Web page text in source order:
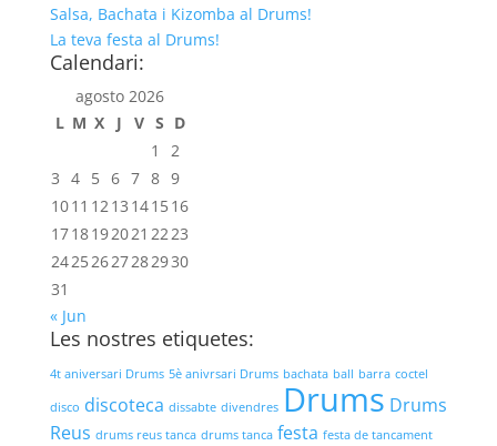
Salsa, Bachata i Kizomba al Drums!
La teva festa al Drums!
Calendari:
agosto 2026
L M X J V S D
1
2
3 4 5 6 7 8 9
1011 1213 141516
1718192021 2223
24252627282930
31
« Jun
Les nostres etiquetes:
4t aniversari Drums 5è anivrsari Drums bachata ball barra coctel
disco discoteca dissabte divendres Drums Drums
Reus drums reus tanca drums tanca festa festa de tancament